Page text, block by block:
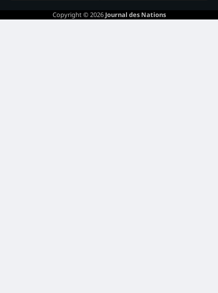
Copyright © 2026 Journal des Nations